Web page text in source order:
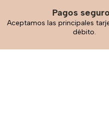
Pagos
Aceptamos las principales
débito.